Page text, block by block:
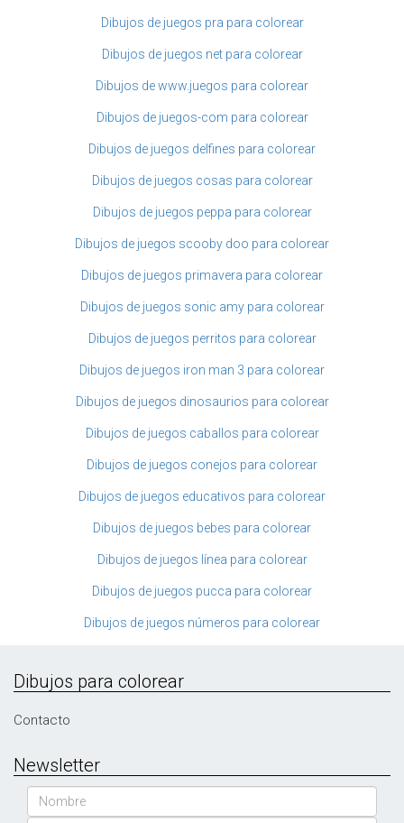
Dibujos de juegos pra para colorear
Dibujos de juegos net para colorear
Dibujos de www.juegos para colorear
Dibujos de juegos-com para colorear
Dibujos de juegos delfines para colorear
Dibujos de juegos cosas para colorear
Dibujos de juegos peppa para colorear
Dibujos de juegos scooby doo para colorear
Dibujos de juegos primavera para colorear
Dibujos de juegos sonic amy para colorear
Dibujos de juegos perritos para colorear
Dibujos de juegos iron man 3 para colorear
Dibujos de juegos dinosaurios para colorear
Dibujos de juegos caballos para colorear
Dibujos de juegos conejos para colorear
Dibujos de juegos educativos para colorear
Dibujos de juegos bebes para colorear
Dibujos de juegos línea para colorear
Dibujos de juegos pucca para colorear
Dibujos de juegos números para colorear
Dibujos para colorear
Contacto
Newsletter
Nombre